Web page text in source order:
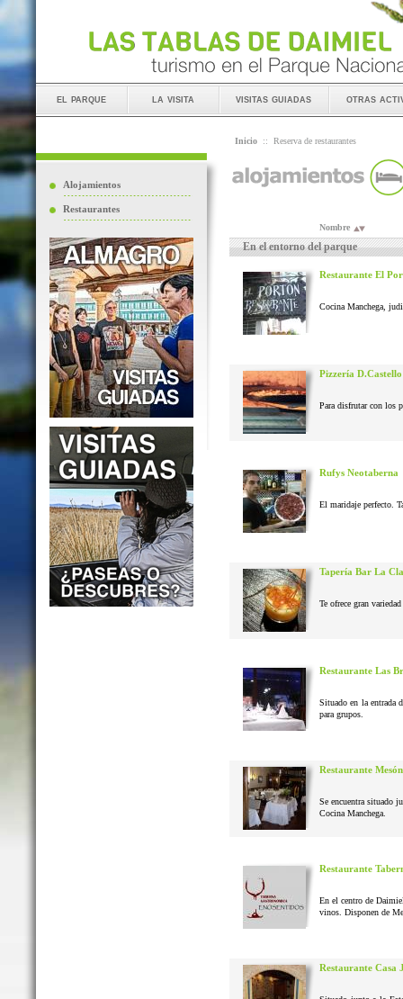
el parque la visita visitas guiadas otras
Alojamientos
Restaurantes
Inicio :: Reserva de restaurantes
Nombre
En el entorno del parque
Restaurante El
Cocina Manchega,
Pizzería D.Castello
Para disfrutar con los
Rufys Neotaberna
El maridaje perfecto.
Tapería Bar La
Te ofrece gran
Restaurante Las
Situado en la entrada
para grupos.
Restaurante
Se encuentra situado
Cocina Manchega.
Restaurante
En el centro de
vinos. Disponen de
Restaurante Casa